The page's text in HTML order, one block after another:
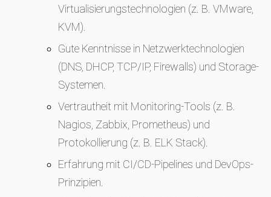
Virtualisierungstechnologien (z. B. VMware,
KVM).
Gute Kenntnisse in Netzwerktechnologien
(DNS, DHCP, TCP/IP, Firewalls) und Storage-
Systemen.
Vertrautheit mit Monitoring-Tools (z. B.
Nagios, Zabbix, Prometheus) und
Protokollierung (z. B. ELK Stack).
Erfahrung mit CI/CD-Pipelines und DevOps-
Prinzipien.